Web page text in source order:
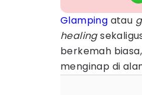
Glamping atau
healing
berkemah
menginap di